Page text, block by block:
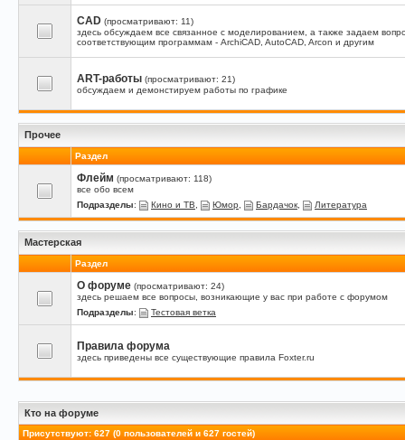
CAD (просматривают: 11)
здесь обсуждаем все связанное с моделированием, а также задаем
соответствующим программам - ArchiCAD, AutoCAD, Arcon и другим
ART-работы (просматривают: 21)
обсуждаем и демонстируем работы по графике
Прочее
Раздел
Флейм (просматривают: 118)
все обо всем
Подразделы: Кино и ТВ Юмор Бардачок Литература
Мастерская
Раздел
О форуме (просматривают: 24)
здесь решаем все вопросы, возникающие у вас при работе с форумом
Подразделы: Тестовая ветка
Правила форума
здесь приведены все существующие правила Foxter.ru
Кто на форуме
Присутствуют: 627 (0 пользователей и 627 гостей)